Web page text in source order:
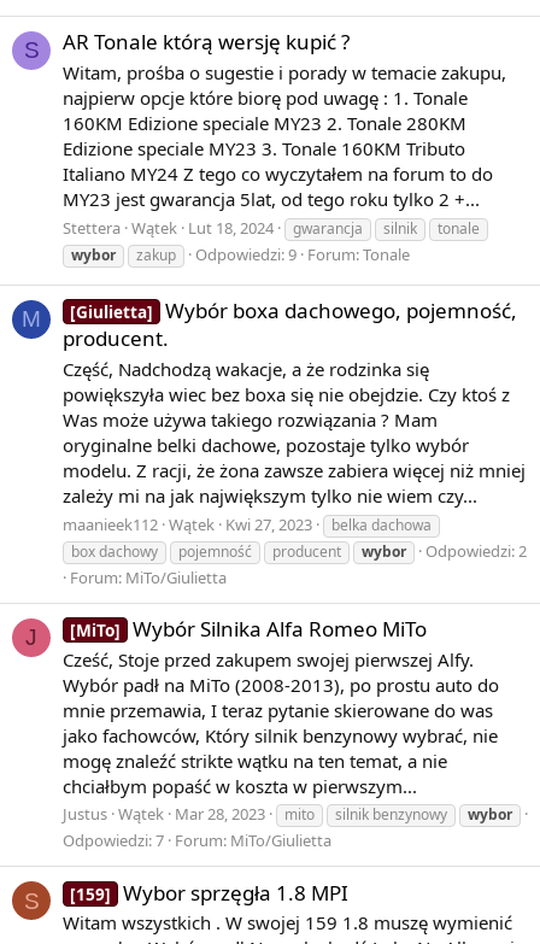
S AR Tonale którą wersję kupić ?
Witam, prośba o sugestie i porady w temacie zakupu,
najpierw opcje które biorę pod uwagę : 1. Tonale
160KM Edizione speciale MY23 2. Tonale 280KM
Edizione speciale MY23 3. Tonale 160KM Tributo
Italiano MY24 Z tego co wyczytałem na forum to do
MY23 jest gwarancja 5lat, od tego roku tylko 2 +...
Stettera Wątek Lut 18, 2024 gwarancja silnik
tonale
wybor
zakup Odpowiedzi: 9 Forum:Tonale
M [Giulietta] Wybór boxa dachowego, pojemność,
producent.
Część, Nadchodzą wakacje, a że rodzinka się
powiększyła wiec bez boxa się nie obejdzie. Czy ktoś z
Was może używa takiego rozwiązania ? Mam
oryginalne belki dachowe, pozostaje tylko wybór
modelu. Z racji, że żona zawsze zabiera więcej niż mniej
zależy mi na jak największym tylko nie wiem czy...
maanieek112 Wątek Kwi 27, 2023
belka dachowa
box dachowy
pojemność producent wybor
Odpowiedzi: 2
Forum: MiTo/Giulietta
J [MiTo] Wybór Silnika Alfa Romeo MiTo
Cześć, Stoje przed zakupem swojej pierwszej Alfy.
Wybór padł na MiTo (2008-2013), po prostu auto do
mnie przemawia, I teraz pytanie skierowane do was
jako fachowców, Który silnik benzynowy wybrać, nie
mogę znaleźć strikte wątku na ten temat, a nie
chciałbym popaść w koszta w pierwszym...
Justus Wątek Mar 28, 2023 mito silnik benzynowy wybor
Odpowiedzi: 7 Forum: MiTo/Giulietta
S [159] Wybor sprzęgła 1.8 MPI
Witam wszystkich . W swojej 159 1.8 muszę wymienić